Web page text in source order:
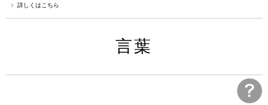
詳しくはこちら
言葉